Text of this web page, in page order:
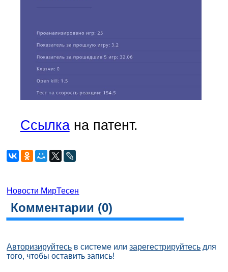
Ссылкана патент.
Новости МирТесен
Комментарии (0)
Авторизируйтесь в системе илизарегестрируйтесь для
того, чтобы оставить запись!